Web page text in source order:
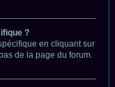
?
en cliquant sur
de la page du forum.